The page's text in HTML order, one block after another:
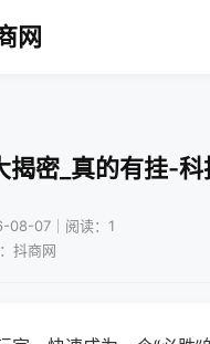
网
密_真的有挂-科
08-07｜阅读：1
抖商网